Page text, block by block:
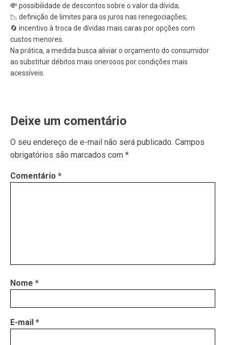
💸 possibilidade de descontos sobre o valor da dívida;
📉 definição de limites para os juros nas renegociações;
🔄 incentivo à troca de dívidas mais caras por opções com
custos menores.
Na prática, a medida busca aliviar o orçamento do consumidor
ao substituir débitos mais onerosos por condições mais
acessíveis.
Deixe um comentário
O seu endereço de e-mail não será publicado. Campos
obrigatórios são marcados com *
Comentário *
Nome *
E-mail *